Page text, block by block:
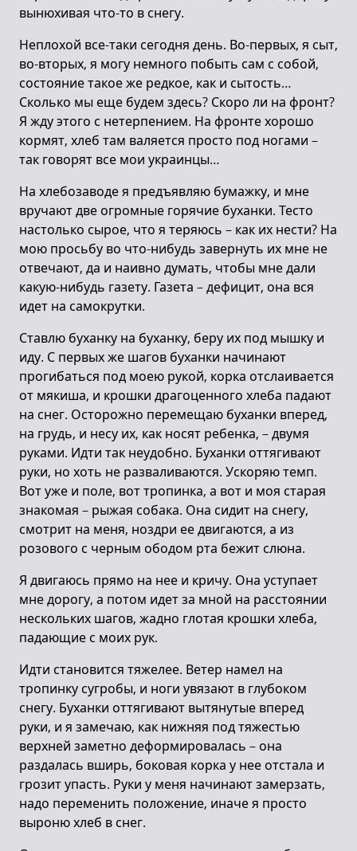
вынюхивая что-то в снегу.
Неплохой все-таки сегодня день. Во-первых, я сыт,
во-вторых, я могу немного побыть сам с собой,
состояние такое же редкое, как и сытость…
Сколько мы еще будем здесь? Скоро ли на фронт?
Я жду этого с нетерпением. На фронте хорошо
кормят, хлеб там валяется просто под ногами –
так говорят все мои украинцы…
На хлебозаводе я предъявляю бумажку, и мне
вручают две огромные горячие буханки. Тесто
настолько сырое, что я теряюсь – как их нести? На
мою просьбу во что-нибудь завернуть их мне не
отвечают, да и наивно думать, чтобы мне дали
какую-нибудь газету. Газета – дефицит, она вся
идет на самокрутки.
Ставлю буханку на буханку, беру их под мышку и
иду. С первых же шагов буханки начинают
прогибаться под моею рукой, корка отслаивается
от мякиша, и крошки драгоценного хлеба падают
на снег. Осторожно перемещаю буханки вперед,
на грудь, и несу их, как носят ребенка, – двумя
руками. Идти так неудобно. Буханки оттягивают
руки, но хоть не разваливаются. Ускоряю темп.
Вот уже и поле, вот тропинка, а вот и моя старая
знакомая – рыжая собака. Она сидит на снегу,
смотрит на меня, ноздри ее двигаются, а из
розового с черным ободом рта бежит слюна.
Я двигаюсь прямо на нее и кричу. Она уступает
мне дорогу, а потом идет за мной на расстоянии
нескольких шагов, жадно глотая крошки хлеба,
падающие с моих рук.
Идти становится тяжелее. Ветер намел на
тропинку сугробы, и ноги увязают в глубоком
снегу. Буханки оттягивают вытянутые вперед
руки, и я замечаю, как нижняя под тяжестью
верхней заметно деформировалась – она
раздалась вширь, боковая корка у нее отстала и
грозит упасть. Руки у меня начинают замерзать,
надо переменить положение, иначе я просто
выроню хлеб в снег.